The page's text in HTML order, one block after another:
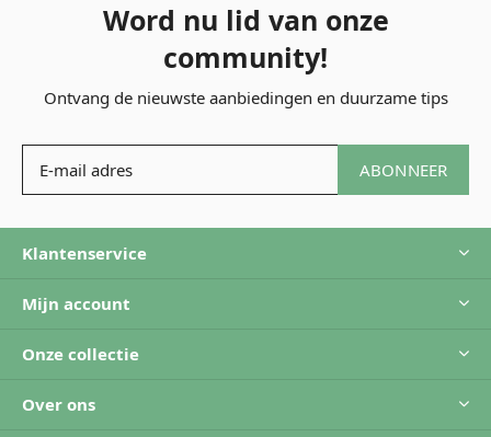
Word nu lid van onze
community!
Ontvang de nieuwste aanbiedingen en duurzame tips
ABONNEER
Klantenservice
Mijn account
Onze collectie
Over ons